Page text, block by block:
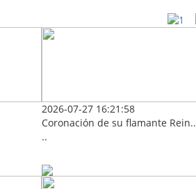
2026-07-27 16:21:58
Coronación de su flamante Rein..
..